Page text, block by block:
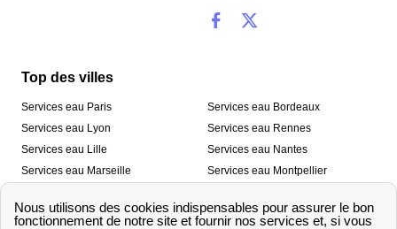
Top des villes
Services eau Paris
Services eau Lyon
Services eau Lille
Services eau Marseille
Services eau Toulon
Services eau Bordeaux
Services eau Rennes
Services eau Nantes
Services eau Montpellier
Services eau Strasbourg